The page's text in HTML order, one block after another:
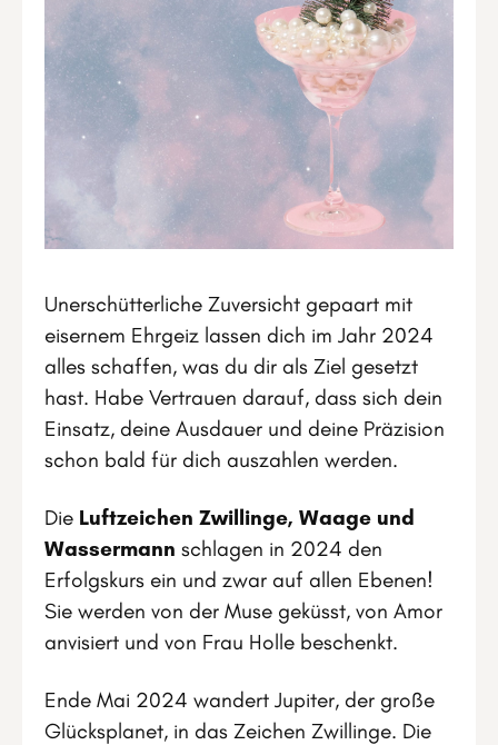
Unerschütterliche Zuversicht gepaart mit
eisernem Ehrgeiz lassen dich im Jahr 2024
alles schaffen, was du dir als Ziel gesetzt
hast. Habe Vertrauen darauf, dass sich dein
Einsatz, deine Ausdauer und deine Präzision
schon bald für dich auszahlen werden.
Die Luftzeichen Zwillinge, Waage und
Wassermann schlagen in 2024 den
Erfolgskurs ein und zwar auf allen Ebenen!
Sie werden von der Muse geküsst, von Amor
anvisiert und von Frau Holle beschenkt.
Ende Mai 2024 wandert Jupiter, der große
Glücksplanet, in das Zeichen Zwillinge. Die